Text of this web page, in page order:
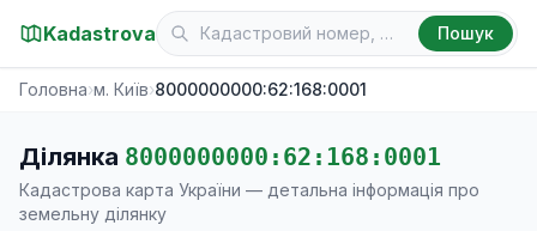
Kadastrova Пошук
Головна›м. Київ›8000000000:62:168:0001
Ділянка 8000000000:62:168:0001
Кадастрова карта України — детальна інформація про
земельну ділянку